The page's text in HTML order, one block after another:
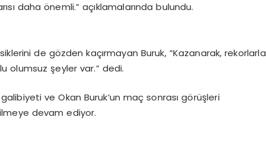
daha önemli.” açıklamalarında bulundu.
de gözden kaçırmayan Buruk, “Kazanarak, rekorlarla
olumsuz şeyler var.” dedi.
ve Okan Buruk’un maç sonrası görüşleri
devam ediyor.